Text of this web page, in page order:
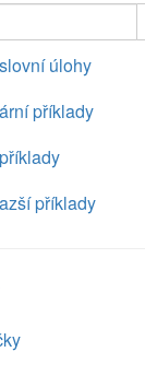
úlohy
příklady
příklady